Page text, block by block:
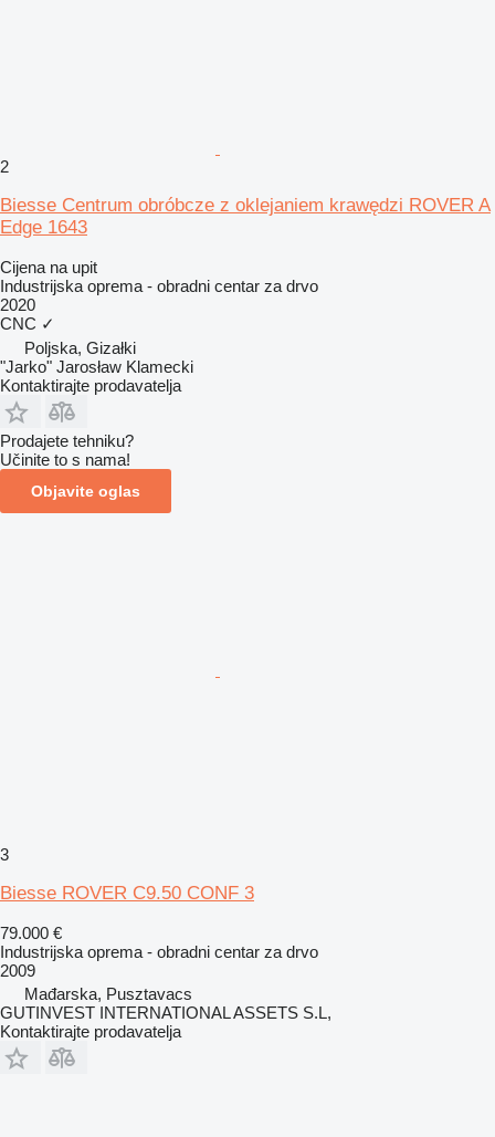
2
Biesse Centrum obróbcze z oklejaniem krawędzi ROVER A
Edge 1643
Cijena na upit
Industrijska oprema - obradni centar za drvo
2020
CNC ✓
Poljska, Gizałki
"Jarko" Jarosław Klamecki
Kontaktirajte prodavatelja
Prodajete tehniku?
Učinite to s nama!
Objavite oglas
3
Biesse ROVER C9.50 CONF 3
79.000 €
Industrijska oprema - obradni centar za drvo
2009
Mađarska, Pusztavacs
GUTINVEST INTERNATIONAL ASSETS S.L,
Kontaktirajte prodavatelja